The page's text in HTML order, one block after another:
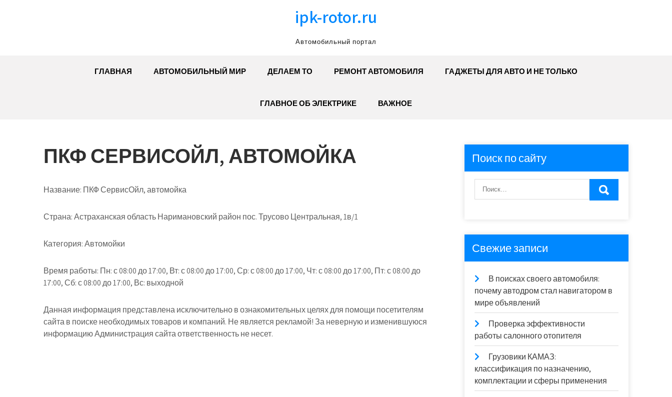
ipk-rotor.ru
Автомобильный портал
ГЛАВНАЯ АВТОМОБИЛЬНЫЙ МИР ДЕЛАЕМ ТО РЕМОНТ АВТОМОБИЛЯ ГАДЖЕТЫ ДЛЯ АВТО И НЕ ТОЛЬКО
ГЛАВНОЕ ОБ ЭЛЕКТРИКЕ ВАЖНОЕ
ПКФ СЕРВИСОЙЛ, АВТОМОЙКА
Название: ПКФ СервисОйл, автомойка
Страна:Астраханская область Наримановский район пос. Трусово Центральная, 1в/1
Категория:Автомойки
Время работы: Пн: с 08:00 до 17:00, Вт: с 08:00 до 17:00, Ср: с 08:00 до 17:00, Чт: с 08:00 до 17:00, Пт: с 08:00 до
17:00, Сб: с 08:00 до 17:00, Вс: выходной
Данная информация представлена исключительно в ознакомительных целях для помощи посетителям
сайта в поиске необходимых товаров и компаний. Не является рекламой! За неверную и изменившуюся
информацию Администрация сайта ответственность не несет.
Поиск по сайту
Свежие записи
В поисках своего автомобиля:
почему автодром стал навигатором в
мире объявлений
Проверка эффективности
работы салонного отопителя
Грузовики КАМАЗ:
классификация по назначению,
комплектации и сферы применения